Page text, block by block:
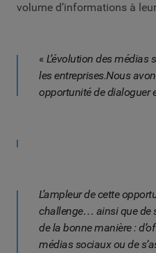
volume d’informations à
«L’évolution des
les entreprises.Nous
opportunité de dialoguer
L’ampleur de cette
challenge… ainsi que de
de la bonne manière :
médias sociaux ou de